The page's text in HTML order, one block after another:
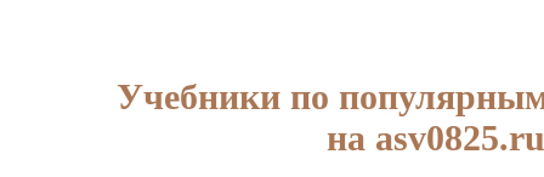
Учебники по
на asv0825.ru